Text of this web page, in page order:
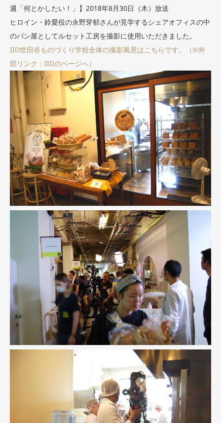
週「何とかしたい！」】2018年8月30日（木）放送
ヒロイン・鈴愛役の永野芽郁さんが見学するシェアオフィスの中
のパン屋としてルセット工房を撮影に使用いただきました。
IID世田谷ものづくり学校全体の撮影風景はこちらです。（※外
部リンク：IIDのページへ）